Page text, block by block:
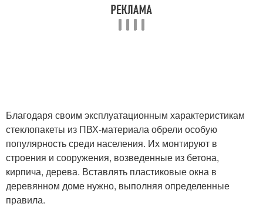
Благодаря своим эксплуатационным характеристикам
стеклопакеты из ПВХ-материала обрели особую
популярность среди населения. Их монтируют в
строения и сооружения, возведенные из бетона,
кирпича, дерева. Вставлять пластиковые окна в
деревянном доме нужно, выполняя определенные
правила.